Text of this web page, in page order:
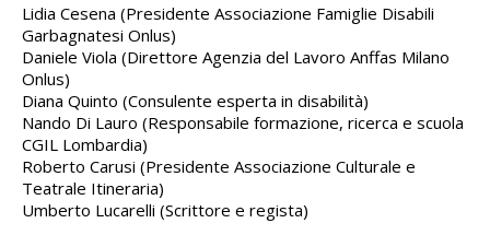
Lidia Cesena (Presidente Associazione Famiglie Disabili
Garbagnatesi Onlus)
Daniele Viola (Direttore Agenzia del Lavoro Anffas Milano
Onlus)
Diana Quinto (Consulente esperta in disabilità)
Nando Di Lauro (Responsabile formazione, ricerca e scuola
CGIL Lombardia)
Roberto Carusi (Presidente Associazione Culturale e
Teatrale Itineraria)
Umberto Lucarelli (Scrittore e regista)